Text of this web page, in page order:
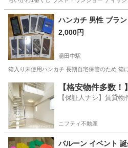
長野 下高井郡 湯田中駅 その他
ハンカチ
2,000円
湯田中駅
箱入り未使用ハンカチ 長期自宅保管のため 箱
長野 下高井郡 湯田中駅 その他
【格安物件多数
【保証人ナシ】賃貸物
ニフティ不動産
バルーン イベント